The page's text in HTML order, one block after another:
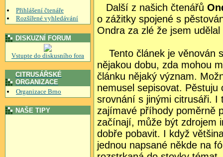
Přihlášení čtenáře
Rozšířené vyhledávání
DISKUZNÍ FORUM
Vstupte do diskusního fora
CITRUSÁŘSKÉ
ORGANIZACE
Organizace Brno
NAŠE TIPY
Další z našich čtenářů
o zážitky spojené s
Ondra za zlé že jsem
Tento článek je věnován
nějakou dobu, zda mohou
článku nějaký význam.
nemusel sepisovat.
srovnání s jinými citrusáři. I
zajímavé příhody poměrně
začínají, může být zdrojem
dobře pobavit. I když
jednou napsané někde na